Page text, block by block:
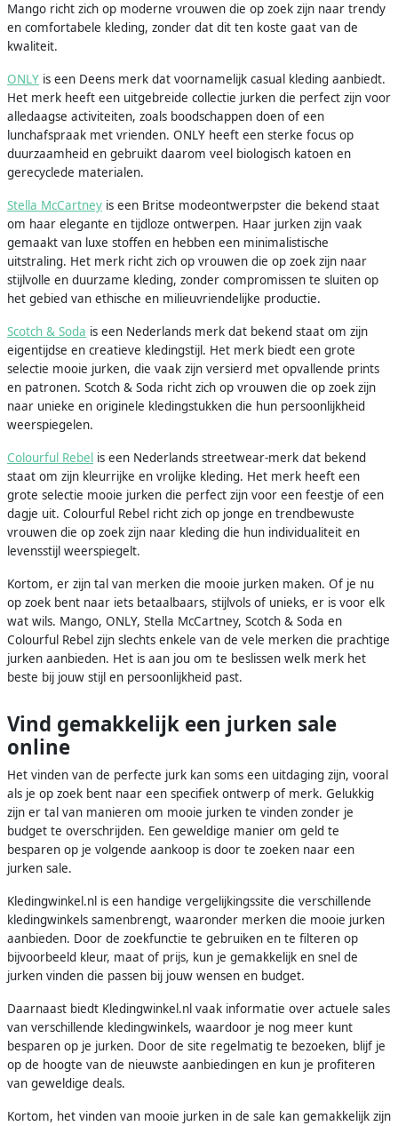
Mango richt zich op moderne vrouwen die op zoek zijn naar trendy
en comfortabele kleding, zonder dat dit ten koste gaat van de
kwaliteit.
ONLY is een Deens merk dat voornamelijk casual kleding aanbiedt.
Het merk heeft een uitgebreide collectie jurken die perfect zijn voor
alledaagse activiteiten, zoals boodschappen doen of een
lunchafspraak met vrienden. ONLY heeft een sterke focus op
duurzaamheid en gebruikt daarom veel biologisch katoen en
gerecyclede materialen.
Stella McCartney is een Britse modeontwerpster die bekend staat
om haar elegante en tijdloze ontwerpen. Haar jurken zijn vaak
gemaakt van luxe stoffen en hebben een minimalistische
uitstraling. Het merk richt zich op vrouwen die op zoek zijn naar
stijlvolle en duurzame kleding, zonder compromissen te sluiten op
het gebied van ethische en milieuvriendelijke productie.
Scotch & Soda is een Nederlands merk dat bekend staat om zijn
eigentijdse en creatieve kledingstijl. Het merk biedt een grote
selectie mooie jurken, die vaak zijn versierd met opvallende prints
en patronen. Scotch & Soda richt zich op vrouwen die op zoek zijn
naar unieke en originele kledingstukken die hun persoonlijkheid
weerspiegelen.
Colourful Rebel is een Nederlands streetwear-merk dat bekend
staat om zijn kleurrijke en vrolijke kleding. Het merk heeft een
grote selectie mooie jurken die perfect zijn voor een feestje of een
dagje uit. Colourful Rebel richt zich op jonge en trendbewuste
vrouwen die op zoek zijn naar kleding die hun individualiteit en
levensstijl weerspiegelt.
Kortom, er zijn tal van merken die mooie jurken maken. Of je nu
op zoek bent naar iets betaalbaars, stijlvols of unieks, er is voor elk
wat wils. Mango, ONLY, Stella McCartney, Scotch & Soda en
Colourful Rebel zijn slechts enkele van de vele merken die prachtige
jurken aanbieden. Het is aan jou om te beslissen welk merk het
beste bij jouw stijl en persoonlijkheid past.
Vind gemakkelijk een jurken sale
online
Het vinden van de perfecte jurk kan soms een uitdaging zijn, vooral
als je op zoek bent naar een specifiek ontwerp of merk. Gelukkig
zijn er tal van manieren om mooie jurken te vinden zonder je
budget te overschrijden. Een geweldige manier om geld te
besparen op je volgende aankoop is door te zoeken naar een
jurken sale.
Kledingwinkel.nl is een handige vergelijkingssite die verschillende
kledingwinkels samenbrengt, waaronder merken die mooie jurken
aanbieden. Door de zoekfunctie te gebruiken en te filteren op
bijvoorbeeld kleur, maat of prijs, kun je gemakkelijk en snel de
jurken vinden die passen bij jouw wensen en budget.
Daarnaast biedt Kledingwinkel.nl vaak informatie over actuele sales
van verschillende kledingwinkels, waardoor je nog meer kunt
besparen op je jurken. Door de site regelmatig te bezoeken, blijf je
op de hoogte van de nieuwste aanbiedingen en kun je profiteren
van geweldige deals.
Kortom, het vinden van mooie jurken in de sale kan gemakkelijk zijn